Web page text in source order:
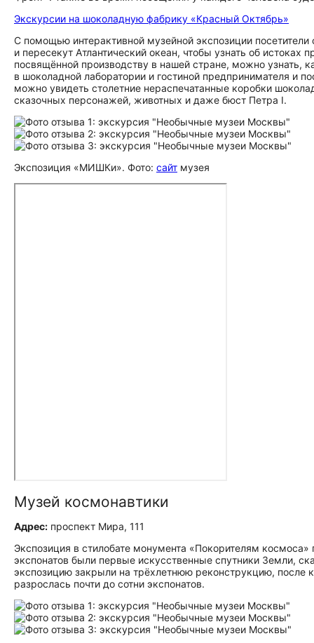
Экскурсии на шоколадную фабрику «Красный Октябрь»
С помощью интерактивной музейной экспозиции
и пересекут Атлантический океан, чтобы узнать об
посвящённой производству в нашей стране, можно узнать,
в шоколадной лаборатории и гостиной предпринимателя и
можно увидеть столетние нераспечатанные коробки
сказочных персонажей, животных и даже бюст Петра I.
Экспозиция «МИШКи». Фото: сайт музея
Музей космонавтики
Адрес: проспект Мира, 111
Экспозиция в стилобате монумента «Покорителям
экспонатов были первые искусственные спутники Земли,
экспозицию закрыли на трёхлетнюю реконструкцию, после
разрослась почти до сотни экспонатов.